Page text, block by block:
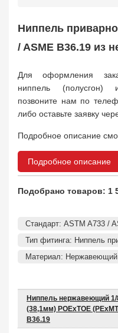
Заглушка, крышка
Пробка 72
Бобышка
Заказать в 1 клик
Ниппель
/ ASME B36.19 из
Для оформления
ниппель (полусгон)
позвоните нам по
либо оставьте заявку
Подробное описание
Подробное описание
Подобрано товаров: 1
Стандарт: ASTM A733 /
Тип фитинга: Ниппель
Материал: Нержавеющий
Ниппель нержавеющий 1/
(38,1мм) POEхTOE
B36.19